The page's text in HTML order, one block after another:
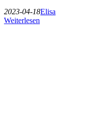
2023-04-18Elisa
Weiterlesen